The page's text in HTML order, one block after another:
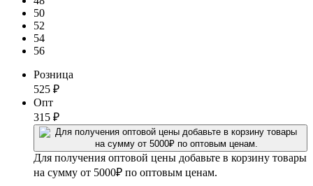
50
52
54
56
Розница
525 ₽
Опт
315 ₽
Для получения оптовой цены добавьте в корзину товары
на сумму от 5000₽ по оптовым ценам.